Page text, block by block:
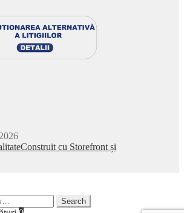
Construit cu Storefront și
Search